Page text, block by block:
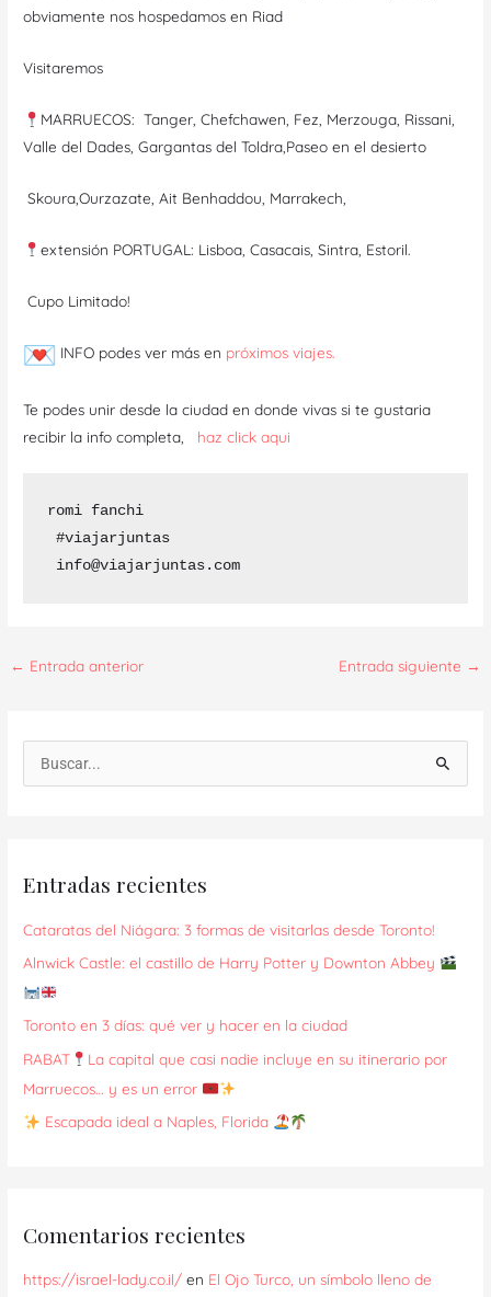
a
o
r
Entradas recientes
Cataratas del Niágara: 3 formas de visitarlas desde Toronto!
Alnwick Castle: el castillo de Harry Potter y Downton Abbey
Toronto en 3 días: qué ver y hacer en la ciudad
RABAT
La capital que casi nadie incluye en su itinerario por
Marruecos… y es un error
Escapada ideal a Naples, Florida
Comentarios recientes
https://israel-lady.co.il/ en El Ojo Turco, un símbolo lleno de
obviamente nos hospedamos en Riad
Visitaremos
MARRUECOS: Tanger, Chefchawen, Fez, Merzouga, Rissani,
Valle del Dades, Gargantas del Toldra,Paseo en el desierto
Skoura,Ourzazate, Ait Benhaddou, Marrakech,
extensión PORTUGAL: Lisboa, Casacais, Sintra, Estoril.
Cupo Limitado!
INFO podes ver más en próximos viajes.
Te podes unir desde la ciudad en donde vivas si te gustaria
recibir la info completa, haz click aqui
romi fanchi
info@viajarjuntas.com
← Entrada anterior Entrada siguiente →